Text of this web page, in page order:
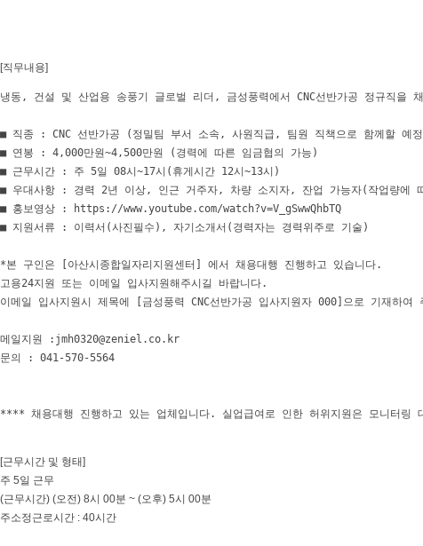
[직무내용]
냉동, 건설 및 산업용 송풍기 글로벌 리더, 금성풍력에서 CNC선반가공 정규직을
■ 직종 : CNC 선반가공 (정밀팀 부서 소속, 사원직급, 팀원 직책으로 함께할 예
■ 연봉 : 4,000만원~4,500만원 (경력에 따른 임금협의 가능)
■ 근무시간 : 주 5일 08시~17시(휴게시간 12시~13시)
■ 우대사항 : 경력 2년 이상, 인근 거주자, 차량 소지자, 잔업 가능자(작업량에
■ 홍보영상 : https://www.youtube.com/watch?v=V_gSwwQhbTQ
■ 지원서류 : 이력서(사진필수), 자기소개서(경력자는 경력위주로 기술)
*본 구인은 [아산시종합일자리지원센터] 에서 채용대행 진행하고 있습니다.
고용24지원 또는 이메일 입사지원해주시길 바랍니다.
이메일 입사지원시 제목에 [금성풍력 CNC선반가공 입사지원자 000]으로 기재하여
메일지원 :jmh0320@zeniel.co.kr
문의 : 041-570-5564
**** 채용대행 진행하고 있는 업체입니다. 실업급여로 인한 허위지원은 모니터링
[근무시간 및 형태]
주 5일 근무
(근무시간) (오전) 8시 00분 ~ (오후) 5시 00분
주소정근로시간 : 40시간